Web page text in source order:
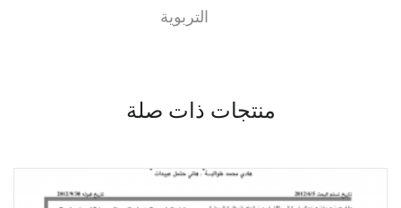
التربوية
منتجات ذات صلة